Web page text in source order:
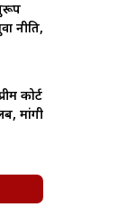
नीति,
कोर्ट
मांगी